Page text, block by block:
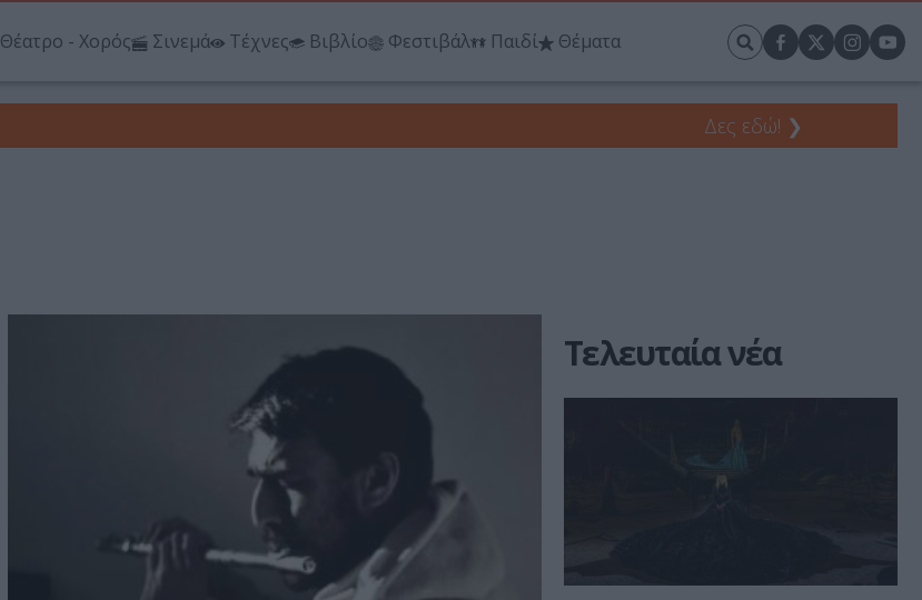
Θέατρο - Χορός Σινεμά Τέχνες Βιβλίο Φεστιβάλ Παιδί Θέματα
Δες εδώ! ❯
Τελευταία νέα